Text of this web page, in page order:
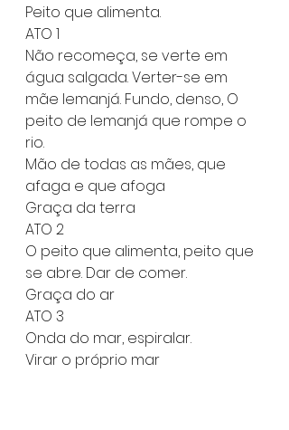
Peito que alimenta.
ATO 1
Não recomeça, se verte em
água salgada. Verter-se em
mãe Iemanjá. Fundo, denso, O
peito de Iemanjá que rompe o
rio.
Mão de todas as mães, que
afaga e que afoga
Graça da terra
ATO 2
O peito que alimenta, peito que
se abre. Dar de comer.
Graça do ar
ATO 3
Onda do mar, espiralar.
Virar o próprio mar